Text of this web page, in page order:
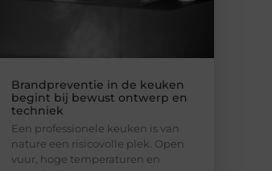
Brandpreventie in de keuken
begint bij bewust ontwerp en
techniek
Een professionele keuken is van
nature een risicovolle plek. Open
vuur, hoge temperaturen en